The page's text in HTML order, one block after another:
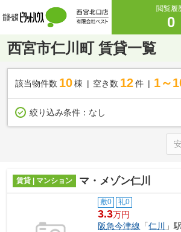
閲覧履
0
西宮市仁川町 賃貸一覧
該当物件数 10棟 空き数 12 件 1～
絞り込み条件： なし
賃貸 | マンション マ・メゾン仁川
敷0 礼0
3.3万円
阪急今津線 「仁川
」